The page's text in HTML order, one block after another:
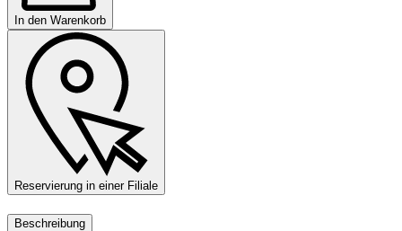
In den Warenkorb
Reservierung in einer Filiale
Beschreibung